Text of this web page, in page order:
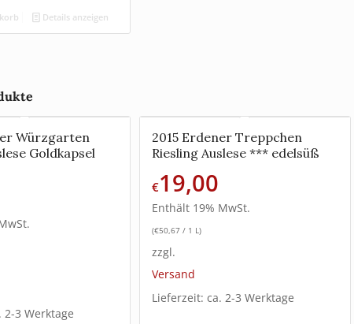
Details anzeigen
Würzgarten
Goldkapsel
2-3 Werktage
2015 Erdener Treppchen
Riesling Auslese *** edelsüß
€19,00
Enthält 19% MwSt.
(€50,67 / 1 L)
zzgl.
Versand
Lieferzeit: ca. 2-3 Werktage